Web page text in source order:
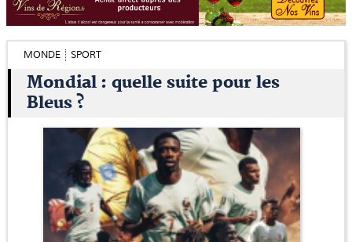
MONDE SPORT
Mondial : quelle suite pour les
Bleus ?